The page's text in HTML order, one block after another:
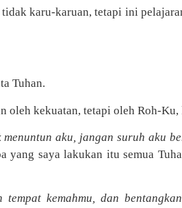
karu-karuan, tetapi ini
Tuhan.
oleh kekuatan, tetapi oleh Roh-Ku,
menuntun aku, jangan suruh aku
yang saya lakukan itu semua
tempat kemahmu, dan